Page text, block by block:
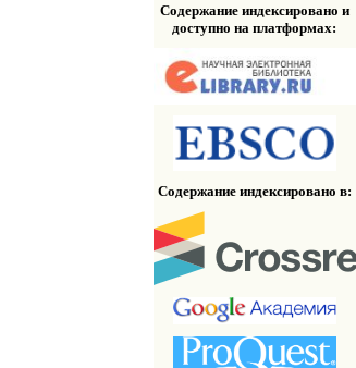
Содержание индексировано и
доступно на платформах:
Содержание индексировано в: